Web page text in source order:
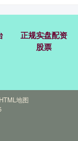
正规实盘配资
股票
HTML地图